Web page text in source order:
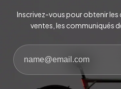
Inscrivez-vous pour obtenir les
ventes, les communiqués